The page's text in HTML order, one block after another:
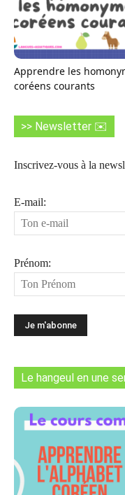
Apprendre les
coréens courants
>> Newsletter ✉️
Inscrivez-vous à la
E-mail:
Prénom:
Le hangeul en une